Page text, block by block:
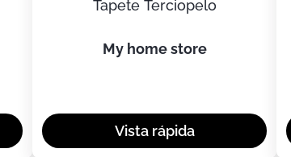
Tapete Terciopelo
my home store